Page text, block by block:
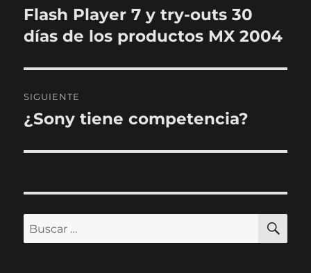
de
entradas
Entrada
anterior:
Flash Player 7 y try-outs 30
días de los productos MX 2004
SIGUIENTE
Entrada
¿Sony tiene competencia?
Buscar
por: